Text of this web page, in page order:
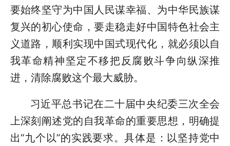
要始终坚守为中国人民谋幸福、为中华民族谋
复兴的初心使命，要走稳走好中国特色社会主
义道路，顺利实现中国式现代化，就必须以自
我革命精神坚定不移把反腐败斗争向纵深推
进，清除腐败这个最大威胁。
习近平总书记在二十届中央纪委三次全会
上深刻阐述党的自我革命的重要思想，明确提
出“九个以”的实践要求。具体是：以坚持党中